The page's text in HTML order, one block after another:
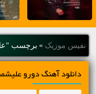
نفیس موزیک » برچسب
دانلود آهنگ دورو